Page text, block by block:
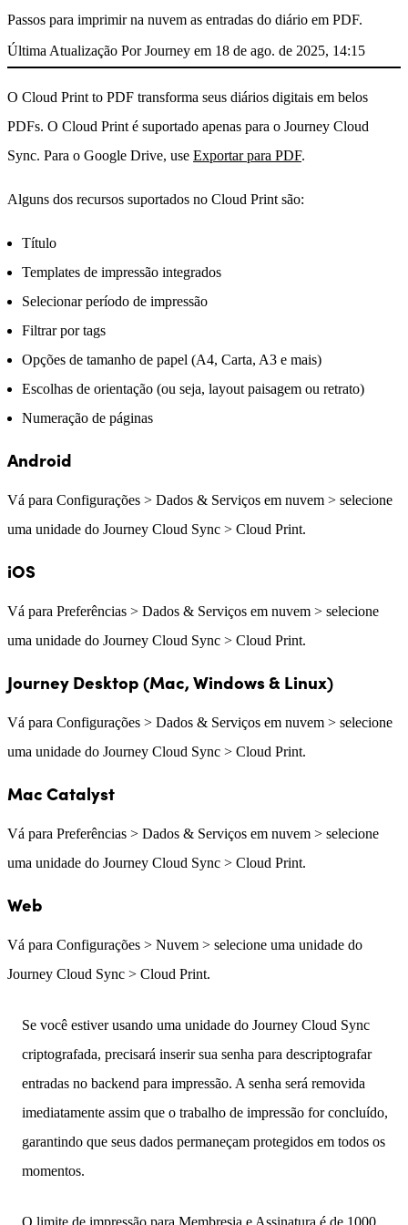
Passos para imprimir na nuvem as entradas do diário em PDF.
Última Atualização Por Journey em 18 de ago. de 2025, 14:15
O Cloud Print to PDF transforma seus diários digitais em belos
PDFs. O Cloud Print é suportado apenas para o Journey Cloud
Sync. Para o Google Drive, use Exportar para PDF.
Alguns dos recursos suportados no Cloud Print são:
Título
Templates de impressão integrados
Selecionar período de impressão
Filtrar por tags
Opções de tamanho de papel (A4, Carta, A3 e mais)
Escolhas de orientação (ou seja, layout paisagem ou retrato)
Numeração de páginas
Android
Vá para Configurações > Dados & Serviços em nuvem > selecione
uma unidade do Journey Cloud Sync > Cloud Print.
iOS
Vá para Preferências > Dados & Serviços em nuvem > selecione
uma unidade do Journey Cloud Sync > Cloud Print.
Journey Desktop (Mac, Windows & Linux)
Vá para Configurações > Dados & Serviços em nuvem > selecione
uma unidade do Journey Cloud Sync > Cloud Print.
Mac Catalyst
Vá para Preferências > Dados & Serviços em nuvem > selecione
uma unidade do Journey Cloud Sync > Cloud Print.
Web
Vá para Configurações > Nuvem > selecione uma unidade do
Journey Cloud Sync > Cloud Print.
Se você estiver usando uma unidade do Journey Cloud Sync
criptografada, precisará inserir sua senha para descriptografar
entradas no backend para impressão. A senha será removida
imediatamente assim que o trabalho de impressão for concluído,
garantindo que seus dados permaneçam protegidos em todos os
momentos.
O limite de impressão para Membresia e Assinatura é de 1000